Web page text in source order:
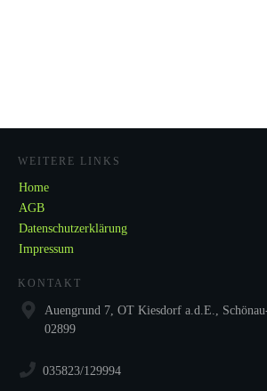
WEITERE LINKS
Home
AGB
Datenschutzerklärung
Impressum
KONTAKT
Auengrund 7, OT Kiesdorf a.d.E.,
02899
035823/129994